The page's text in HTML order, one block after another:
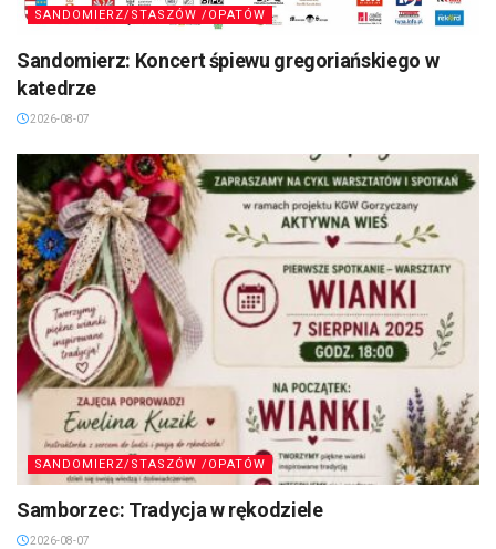
SANDOMIERZ/STASZÓW /OPATÓW
Sandomierz: Koncert śpiewu gregoriańskiego w
katedrze
2026-08-07
SANDOMIERZ/STASZÓW /OPATÓW
Samborzec: Tradycja w rękodziele
2026-08-07